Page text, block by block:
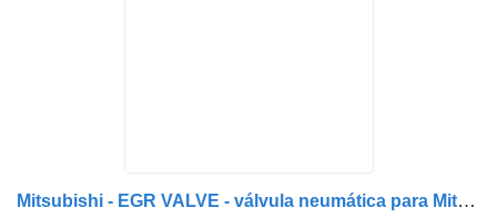
Mitsubishi - EGR VALVE - válvula neumática para Mitsubishi CANTER FUSO 3.0 camión